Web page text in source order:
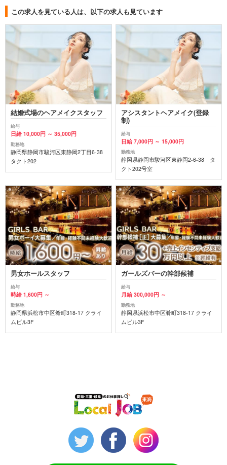
この求人を見ている人は、以下の求人も見ています
結婚式場のヘアメイクスタッフ
給与
日給 10,000円 ～ 35,000円
勤務地
静岡県静岡市駿河区東静岡2丁目6-38
タクト202
アシスタントヘアメイク(登録
制)
給与
日給 7,000円 ～ 15,000円
勤務地
静岡県静岡市駿河区東静岡2-6-38 タ
クト202号室
男女ホールスタッフ
給与
時給 1,600円 ～
勤務地
静岡県浜松市中区肴町318-17 クライ
ムビル3F
ガールズバーの幹部候補
給与
月給 300,000円 ～
勤務地
静岡県浜松市中区肴町318-17 クライ
ムビル3F